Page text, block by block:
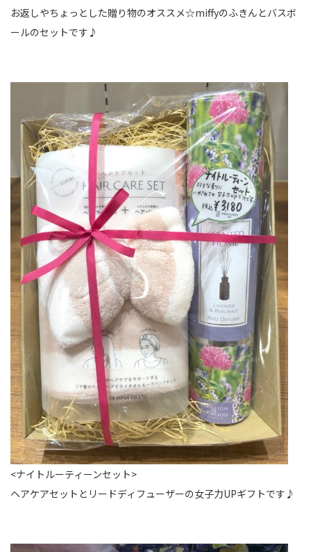
お返しやちょっとした贈り物のオススメ☆miffyのふきんとバスボ
ールのセットです♪
<ナイトルーティーンセット>
ヘアケアセットとリードディフューザーの女子力UPギフトです♪